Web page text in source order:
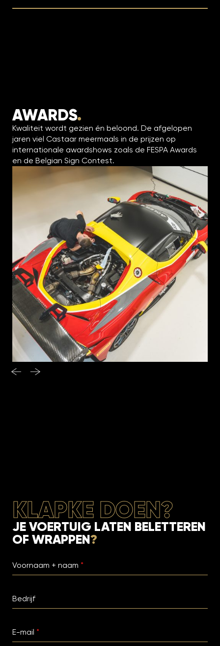
AWARDS.
Kwaliteit wordt gezien én beloond. De afgelopen
jaren viel Castaar meermaals in de prijzen op
internationale awardshows zoals de FESPA Awards
en de Belgian Sign Contest.
KLAPKE DOEN?
JE VOERTUIG LATEN BELETTEREN
OF WRAPPEN?
Voornaam + naam *
Bedrijf
E-mail *